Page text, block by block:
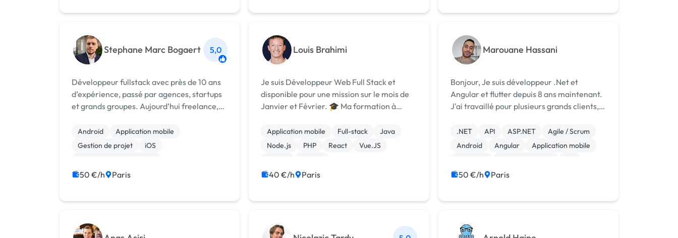
Stephane Marc Bogaert 5,0
Développeur fullstack avec près de 10 ans
d’expérience, passé par agences, startups
et grands groupes. Aujourd’hui freelance,
performantes.
Android
Application mobile
Gestion de projet
iOS
50 €/h Paris
Louis Brahimi
Je suis Développeur Web Full Stack et
disponible pour une mission sur le mois de
Janvier et Février. 🎓 Ma formation à
connaissances en informatique et en
gestion de projets. J'attache une
Application mobile Full-stack
Java
Node.js
PHP React
Vue.JS
40 €/h Paris
Marouane Hassani
Bonjour, Je suis développeur .Net et
Angular et flutter depuis 8 ans maintenant.
J'ai travaillé pour plusieurs grands clients,
independent. Je peux vous aider pour tout
type de projet, avec mon experti...
.NET API ASP.NET
Agile / Scrum
Android
Angular
Application mobile
50 €/h Paris